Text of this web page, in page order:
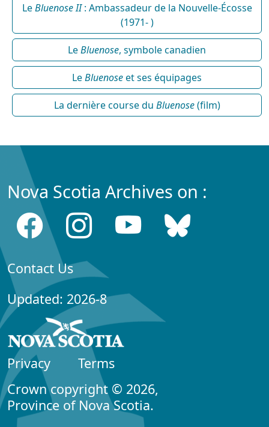
LeBluenose II: Ambassadeur de la Nouvelle-Écosse
(1971- )
LeBluenose, symbole canadien
LeBluenoseet ses équipages
La dernière course du Bluenose(film)
Nova Scotia Archives on :
Contact Us
Updated: 2026-8
Privacy
Terms
Crown copyright © 2026,
Province of Nova Scotia.